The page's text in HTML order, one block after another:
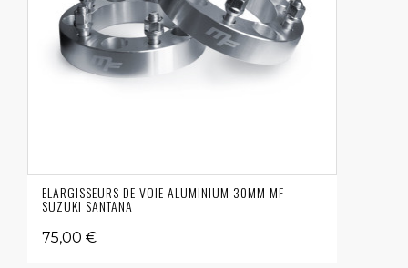
ELARGISSEURS DE VOIE ALUMINIUM 30MM MF
SUZUKI SANTANA
75,00 €